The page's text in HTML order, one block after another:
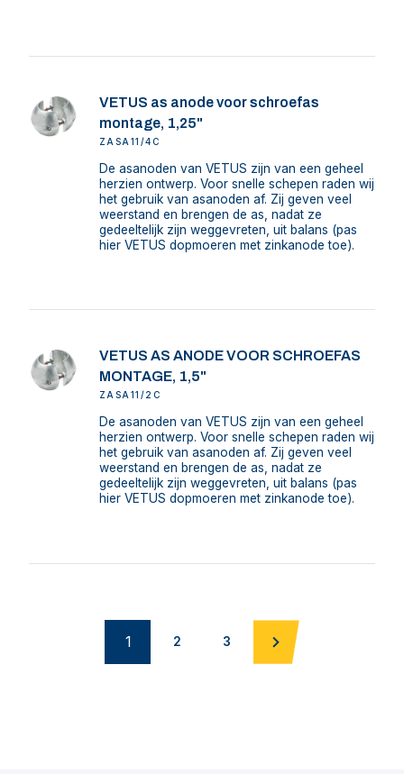
VETUS as anode voor schroefas
montage, 1,25"
ZASA11/4C
De asanoden van VETUS zijn van een geheel
herzien ontwerp. Voor snelle schepen raden wij
het gebruik van asanoden af. Zij geven veel
weerstand en brengen de as, nadat ze
gedeeltelijk zijn weggevreten, uit balans (pas
hier VETUS dopmoeren met zinkanode toe).
VETUS AS ANODE VOOR SCHROEFAS
MONTAGE, 1,5"
ZASA11/2C
De asanoden van VETUS zijn van een geheel
herzien ontwerp. Voor snelle schepen raden wij
het gebruik van asanoden af. Zij geven veel
weerstand en brengen de as, nadat ze
gedeeltelijk zijn weggevreten, uit balans (pas
hier VETUS dopmoeren met zinkanode toe).
1 2 3